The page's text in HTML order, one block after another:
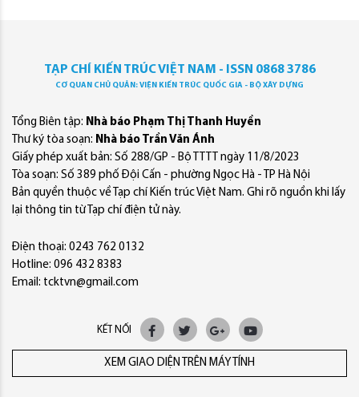
TẠP CHÍ KIẾN TRÚC VIỆT NAM - ISSN 0868 3786
CƠ QUAN CHỦ QUẢN: VIỆN KIẾN TRÚC QUỐC GIA - BỘ XÂY DỰNG
Tổng Biên tập: Nhà báo Phạm Thị Thanh Huyền
Thư ký tòa soạn: Nhà báo Trần Văn Ánh
Giấy phép xuất bản: Số 288/GP - Bộ TTTT ngày 11/8/2023
Tòa soạn: Số 389 phố Đội Cấn - phường Ngọc Hà - TP Hà Nội
Bản quyền thuộc về Tạp chí Kiến trúc Việt Nam. Ghi rõ nguồn khi lấy
lại thông tin từ Tạp chí điện tử này.
Điện thoại: 0243 762 0132
Hotline: 096 432 8383
Email: tcktvn@gmail.com
KẾT NỐI
XEM GIAO DIỆN TRÊN MÁY TÍNH